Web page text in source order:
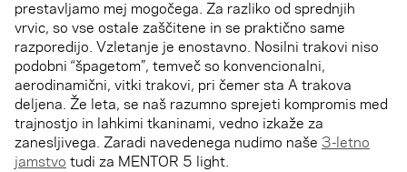
prestavljamo mej mogočega. Za razliko od sprednjih
vrvic, so vse ostale zaščitene in se praktično same
razporedijo. Vzletanje je enostavno. Nosilni trakovi niso
podobni “špagetom”, temveč so konvencionalni,
aerodinamični, vitki trakovi, pri čemer sta A trakova
deljena. Že leta, se naš razumno sprejeti kompromis med
trajnostjo in lahkimi tkaninami, vedno izkaže za
zanesljivega. Zaradi navedenega nudimo naše 3-letno
jamstvo tudi za MENTOR 5 light.